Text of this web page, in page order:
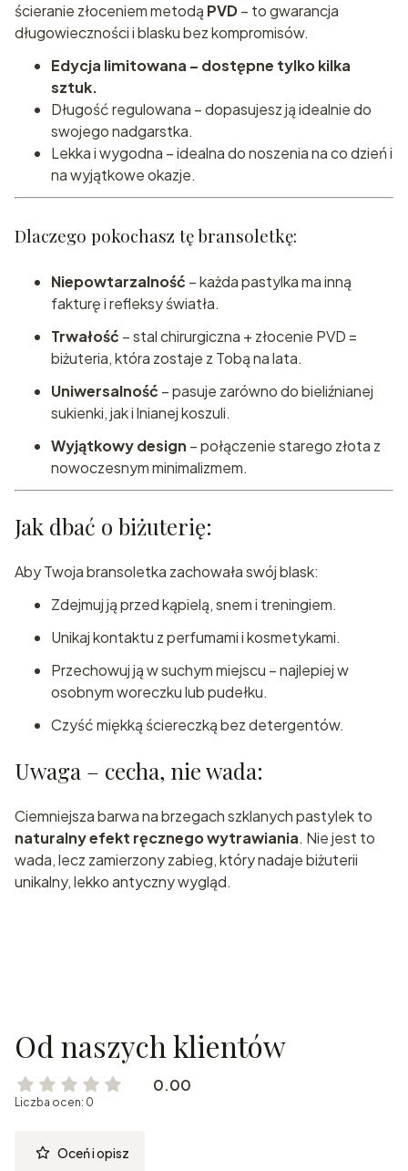
ścieranie złoceniem metodą PVD– to gwarancja
długowieczności i blasku bez kompromisów.
Edycja limitowana – dostępne tylko kilka
sztuk.
Długość regulowana – dopasujesz ją idealnie do
swojego nadgarstka.
Lekka i wygodna – idealna do noszenia na co dzień i
na wyjątkowe okazje.
Dlaczego pokochasz tę bransoletkę:
Niepowtarzalność – każda pastylka ma inną
fakturę i refleksy światła.
Trwałość – stal chirurgiczna + złocenie PVD =
biżuteria, która zostaje z Tobą na lata.
Uniwersalność – pasuje zarówno do bieliźnianej
sukienki, jak i lnianej koszuli.
Wyjątkowy design – połączenie starego złota z
nowoczesnym minimalizmem.
Jak dbać o biżuterię:
Aby Twoja bransoletka zachowała swój blask:
Zdejmuj ją przed kąpielą, snem i treningiem.
Unikaj kontaktu z perfumami i kosmetykami.
Przechowuj ją w suchym miejscu – najlepiej w
osobnym woreczku lub pudełku.
Czyść miękką ściereczką bez detergentów.
Uwaga – cecha, nie wada:
Ciemniejsza barwa na brzegach szklanych pastylek to
naturalny efekt ręcznego wytrawiania. Nie jest to
wada, lecz zamierzony zabieg, który nadaje biżuterii
unikalny, lekko antyczny wygląd.
Od naszych klientów
0.00
Liczba ocen: 0
Oceń i opisz